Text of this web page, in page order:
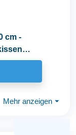
cm -
Mehr anzeigen ⏷